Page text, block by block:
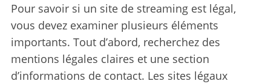
Pour savoir si un site de streaming est légal,
vous devez examiner plusieurs éléments
importants. Tout d’abord, recherchez des
mentions légales claires et une section
d’informations de contact. Les sites légaux